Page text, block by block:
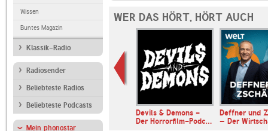
Wissen
Buntes Magazin
Klassik-Radio
Radiosender
Beliebteste Radios
Beliebteste Podcasts
Mein phonostar
WER DAS HÖRT, HÖRT AUCH
ein
- Der Nr. …
Devils & Demons -
Der Horrorfilm-Podc…
Deffner und
– Der